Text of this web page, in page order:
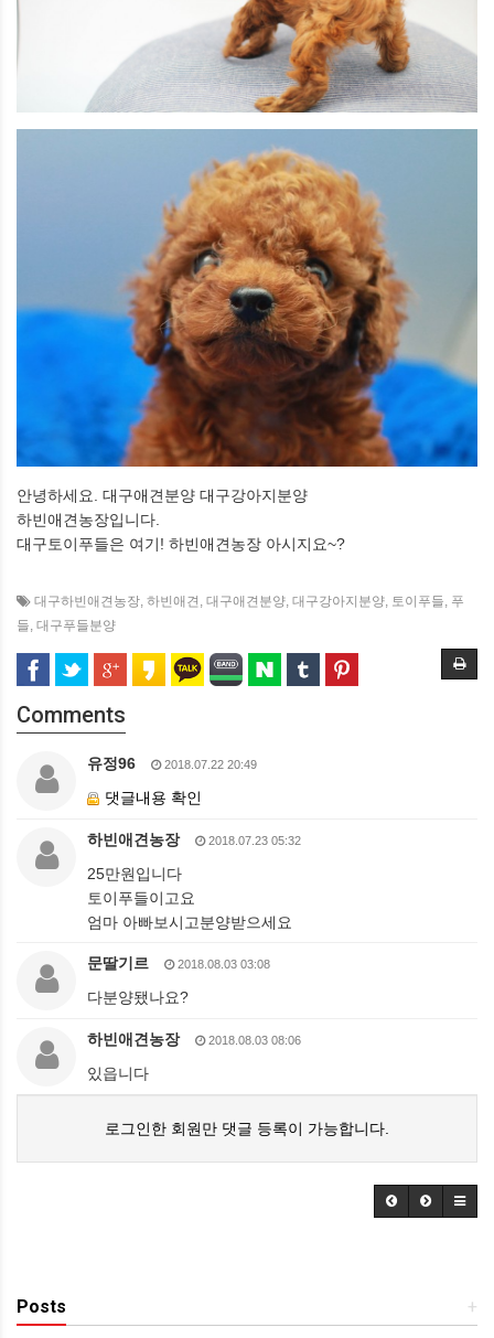
안녕하세요. 대구애견분양 대구강아지분양
하빈애견농장입니다.
대구토이푸들은 여기! 하빈애견농장 아시지요~?
대구하빈애견농장, 하빈애견 , 대구애견분양, 대구강아지분양, 토이푸들, 푸
들, 대구푸들분양
Comments
유정96 2018.07.22 20:49
댓글내용 확인
하빈애견농장 2018.07.23 05:32
25만원입니다
토이푸들이고요
엄마 아빠보시고분양받으세요
문딸기르 2018.08.03 03:08
다분양됐나요?
하빈애견농장 2018.08.03 08:06
있읍니다
로그인한 회원만 댓글 등록이 가능합니다.
+
Posts